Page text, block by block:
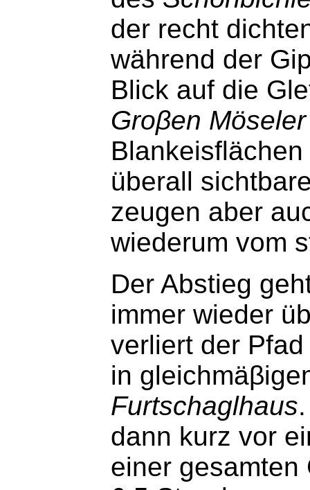
der recht
während der
Blick auf die
Groβen Möseler
überall
zeugen aber
wiederum vom
Der Abstieg
immer wieder
verliert der
in
Furtschaglhaus
dann kurz vor
einer gesamten